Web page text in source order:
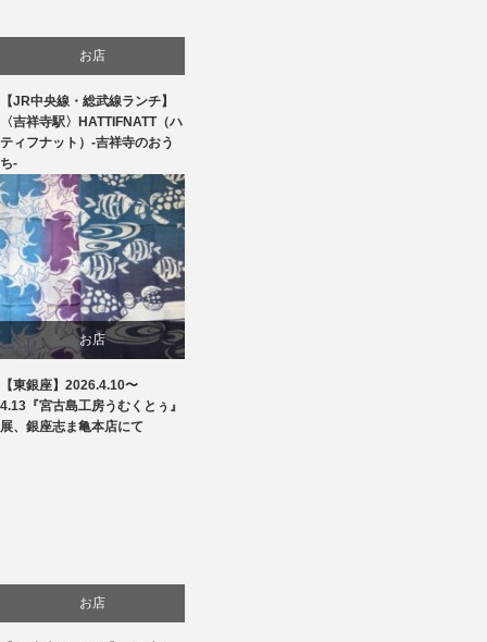
お店
食べ物
【JR中央線・総武線ランチ】
〈吉祥寺駅〉HATTIFNATT（ハ
ティフナット）-吉祥寺のおう
ち-
お店
商品紹介
【東銀座】2026.4.10〜
4.13『宮古島工房うむくとぅ』
展、銀座志ま亀本店にて
お店